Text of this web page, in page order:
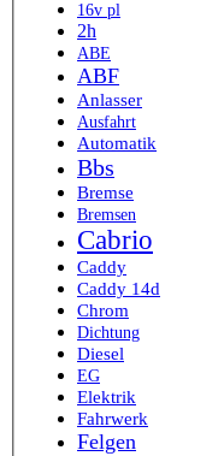
16v pl
2h
ABE
ABF
Anlasser
Ausfahrt
Automatik
Bbs
Bremse
Bremsen
Cabrio
Caddy
Caddy 14d
Chrom
Dichtung
Diesel
EG
Elektrik
Fahrwerk
Felgen